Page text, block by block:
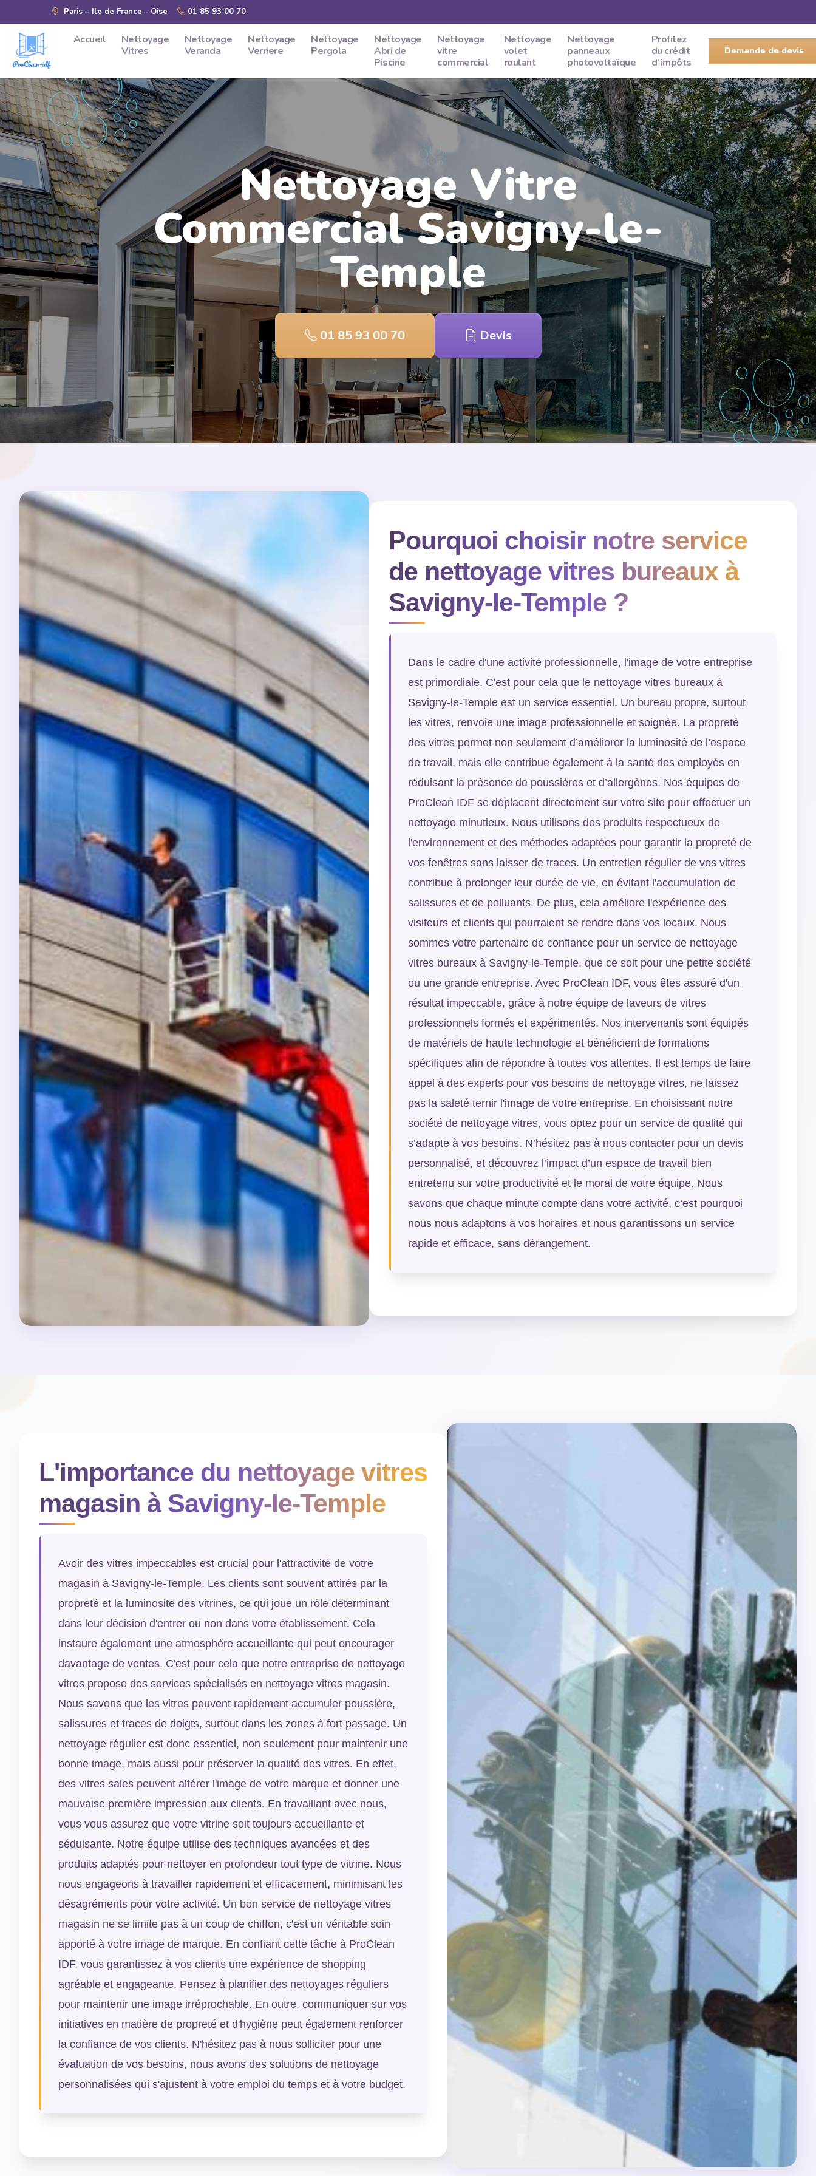
Skip to main contentParis – Ile de France - Oise 01 85 93 00 70
Accueil
Nettoyage
Vitres
Nettoyage
Veranda
Nettoyage
Verriere
Nettoyage
Pergola
Nettoyage
Abri de
Piscine
Nettoyage
vitre
commercial
Nettoyage
volet
roulant
Nettoyage
panneaux
photovoltaïque
Profitez
du crédit
d’impôts
Demande de devis
Nettoyage Vitre
Commercial Savigny-le-
Temple
01 85 93 00 70 Devis
Pourquoi choisir notre service
de nettoyage vitres bureaux à
Savigny-le-Temple ?
Dans le cadre d'une activité professionnelle, l'image de votre entreprise
est primordiale. C'est pour cela que le nettoyage vitres bureaux à
Savigny-le-Temple est un service essentiel. Un bureau propre, surtout
les vitres, renvoie une image professionnelle et soignée. La propreté
des vitres permet non seulement d’améliorer la luminosité de l’espace
de travail, mais elle contribue également à la santé des employés en
réduisant la présence de poussières et d’allergènes. Nos équipes de
ProClean IDF se déplacent directement sur votre site pour effectuer un
nettoyage minutieux. Nous utilisons des produits respectueux de
l'environnement et des méthodes adaptées pour garantir la propreté de
vos fenêtres sans laisser de traces. Un entretien régulier de vos vitres
contribue à prolonger leur durée de vie, en évitant l'accumulation de
salissures et de polluants. De plus, cela améliore l'expérience des
visiteurs et clients qui pourraient se rendre dans vos locaux. Nous
sommes votre partenaire de confiance pour un service de nettoyage
vitres bureaux à Savigny-le-Temple, que ce soit pour une petite société
ou une grande entreprise. Avec ProClean IDF, vous êtes assuré d'un
résultat impeccable, grâce à notre équipe de laveurs de vitres
professionnels formés et expérimentés. Nos intervenants sont équipés
de matériels de haute technologie et bénéficient de formations
spécifiques afin de répondre à toutes vos attentes. Il est temps de faire
appel à des experts pour vos besoins de nettoyage vitres, ne laissez
pas la saleté ternir l'image de votre entreprise. En choisissant notre
société de nettoyage vitres, vous optez pour un service de qualité qui
s’adapte à vos besoins. N’hésitez pas à nous contacter pour un devis
personnalisé, et découvrez l’impact d’un espace de travail bien
entretenu sur votre productivité et le moral de votre équipe. Nous
savons que chaque minute compte dans votre activité, c’est pourquoi
nous nous adaptons à vos horaires et nous garantissons un service
rapide et efficace, sans dérangement.
L'importance du nettoyage vitres
magasin à Savigny-le-Temple
Avoir des vitres impeccables est crucial pour l'attractivité de votre
magasin à Savigny-le-Temple. Les clients sont souvent attirés par la
propreté et la luminosité des vitrines, ce qui joue un rôle déterminant
dans leur décision d'entrer ou non dans votre établissement. Cela
instaure également une atmosphère accueillante qui peut encourager
davantage de ventes. C'est pour cela que notre entreprise de nettoyage
vitres propose des services spécialisés en nettoyage vitres magasin.
Nous savons que les vitres peuvent rapidement accumuler poussière,
salissures et traces de doigts, surtout dans les zones à fort passage. Un
nettoyage régulier est donc essentiel, non seulement pour maintenir une
bonne image, mais aussi pour préserver la qualité des vitres. En effet,
des vitres sales peuvent altérer l'image de votre marque et donner une
mauvaise première impression aux clients. En travaillant avec nous,
vous vous assurez que votre vitrine soit toujours accueillante et
séduisante. Notre équipe utilise des techniques avancées et des
produits adaptés pour nettoyer en profondeur tout type de vitrine. Nous
nous engageons à travailler rapidement et efficacement, minimisant les
désagréments pour votre activité. Un bon service de nettoyage vitres
magasin ne se limite pas à un coup de chiffon, c'est un véritable soin
apporté à votre image de marque. En confiant cette tâche à ProClean
IDF, vous garantissez à vos clients une expérience de shopping
agréable et engageante. Pensez à planifier des nettoyages réguliers
pour maintenir une image irréprochable. En outre, communiquer sur vos
initiatives en matière de propreté et d'hygiène peut également renforcer
la confiance de vos clients. N'hésitez pas à nous solliciter pour une
évaluation de vos besoins, nous avons des solutions de nettoyage
personnalisées qui s'ajustent à votre emploi du temps et à votre budget.